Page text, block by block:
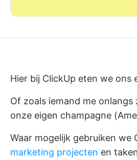
Hier bij ClickUp eten we ons
Of zoals iemand me onlangs
onze eigen champagne
Waar mogelijk gebruiken we
marketing projecten en